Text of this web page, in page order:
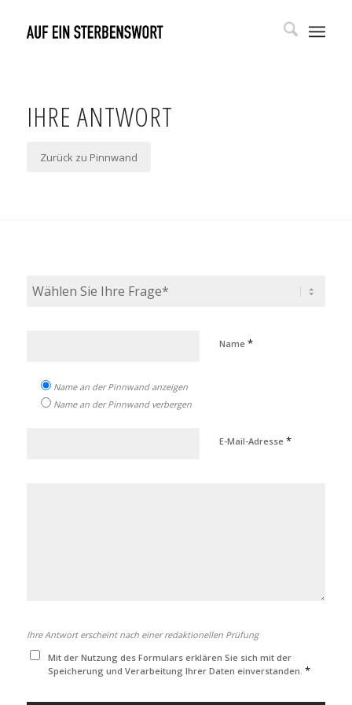
IHRE ANTWORT
Zurück zu Pinnwand
Name *
Name an der Pinnwand anzeigen
Name an der Pinnwand verbergen
E-Mail-Adresse *
Ihre Antwort erscheint nach einer redaktionellen Prüfung
Mit der Nutzung des Formulars erklären Sie sich mit der
Speicherung und Verarbeitung Ihrer Daten einverstanden.*